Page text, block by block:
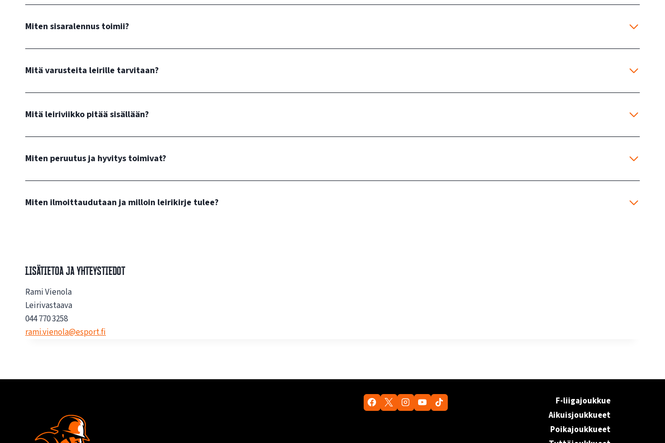
Miten sisaralennus toimii?
Mitä varusteita leirille tarvitaan?
Mitä leiriviikko pitää sisällään?
Miten peruutus ja hyvitys toimivat?
Miten ilmoittaudutaan ja milloin leirikirje tulee?
Lisätietoa ja yhteystiedot
Rami Vienola
Leirivastaava
044 770 3258
rami.vienola@esport.fi
F-liigajoukkue
Aikuisjoukkueet
Poikajoukkueet